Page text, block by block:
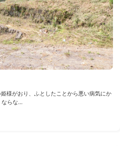
様がおり、ふとしたことから悪い病気にか
らな...